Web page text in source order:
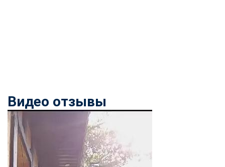
Видео отзывы
Свяжитесь с нами через любой удобный мессенджер!
Vkontakte EMail